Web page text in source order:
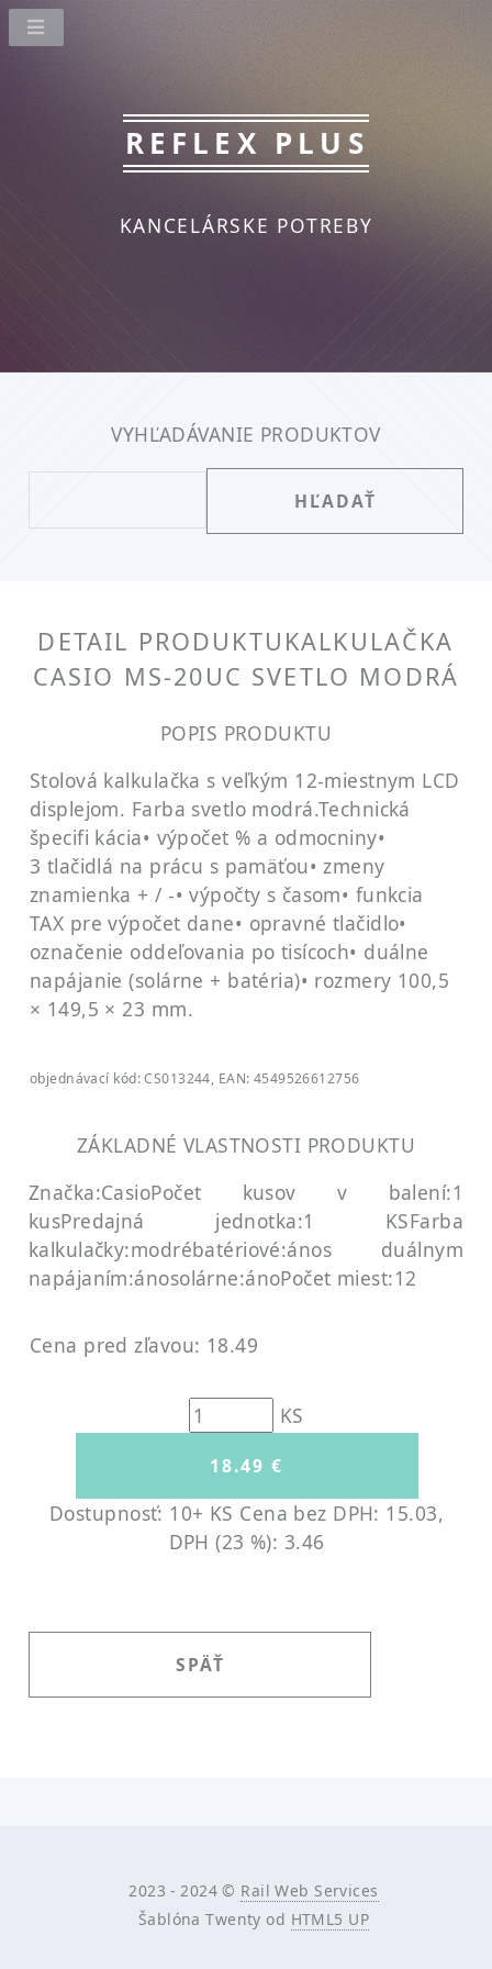
REFLEX PLUS
KANCELÁRSKE POTREBY
VYHĽADÁVANIE PRODUKTOV
DETAIL PRODUKTU KALKULAČKA
CASIO MS-20UC SVETLO MODRÁ
POPIS PRODUKTU
Stolová kalkulačka s veľkým 12-miestnym LCD
displejom. Farba svetlo modrá.Technická
špecifi kácia• výpočet % a odmocniny•
3 tlačidlá na prácu s pamäťou• zmeny
znamienka + / -• výpočty s časom• funkcia
TAX pre výpočet dane• opravné tlačidlo•
označenie oddeľovania po tisícoch• duálne
napájanie (solárne + batéria)• rozmery 100,5
× 149,5 × 23 mm.
objednávací kód: CS013244, EAN: 4549526612756
ZÁKLADNÉ VLASTNOSTI PRODUKTU
Značka:CasioPočet kusov v balení:1
kusPredajná jednotka:1 KSFarba
kalkulačky:modrébatériové:ános duálnym
napájaním:ánosolárne:ánoPočet miest:12
Cena pred zľavou: 18.49
KS
Dostupnosť: 10+ KS Cena bez DPH: 15.03,
DPH (23 %): 3.46
SPÄŤ
2023 - 2024 © Rail Web Services
Šablóna Twenty od HTML5 UP